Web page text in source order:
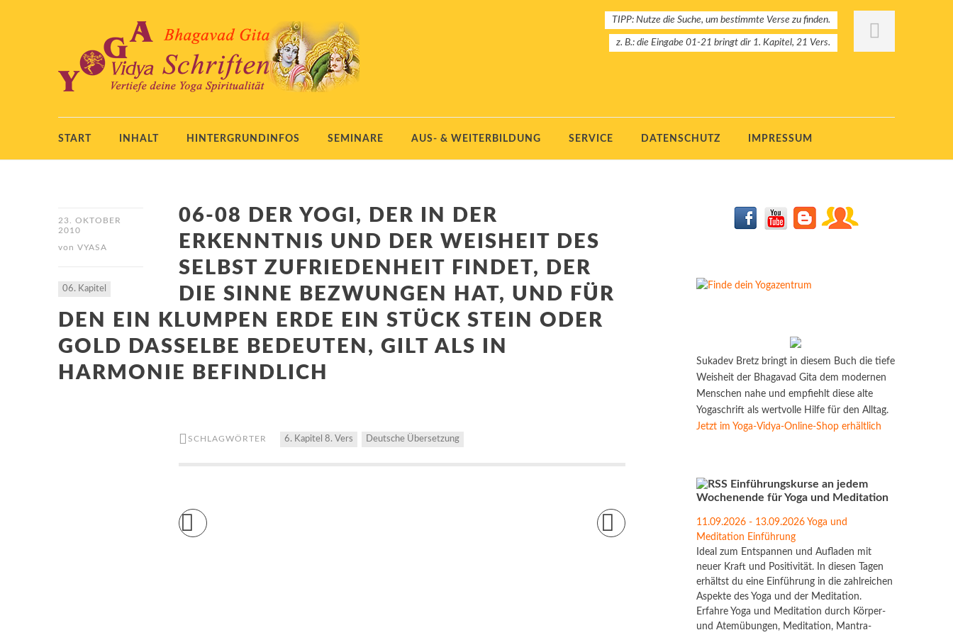
TIPP: Nutze die Suche, um bestimmte Verse zu finden.
z. B.: die Eingabe 01-21 bringt dir 1. Kapitel, 21 Vers.
START INHALT HINTERGRUNDINFOS SEMINARE AUS- & WEITERBILDUNG SERVICE DATENSCHUTZ IMPRESSUM
23. OKTOBER
2010
von VYASA
06. Kapitel
06-08 DER YOGI, DER IN DER
ERKENNTNIS UND DER WEISHEIT DES
SELBST ZUFRIEDENHEIT FINDET, DER
DIE SINNE BEZWUNGEN HAT, UND FÜR
DEN EIN KLUMPEN ERDE EIN STÜCK STEIN ODER
GOLD DASSELBE BEDEUTEN, GILT ALS IN
HARMONIE BEFINDLICH
SCHLAGWÖRTER 6. Kapitel 8. Vers Deutsche Übersetzung
Sukadev Bretz bringt in diesem Buch die tiefe
Weisheit der Bhagavad Gita dem modernen
Menschen nahe und empfiehlt diese alte
Yogaschrift als wertvolle Hilfe für den Alltag.
Jetzt im Yoga-Vidya-Online-Shop erhältlich
Einführungskurse an jedem
Wochenende für Yoga und Meditation
11.09.2026 - 13.09.2026 Yoga und
Meditation Einführung
Ideal zum Entspannen und Aufladen mit
neuer Kraft und Positivität. In diesen Tagen
erhältst du eine Einführung in die zahlreichen
Aspekte des Yoga und der Meditation.
Erfahre Yoga und Meditation durch Körper-
und Atemübungen, Meditation, Mantra-